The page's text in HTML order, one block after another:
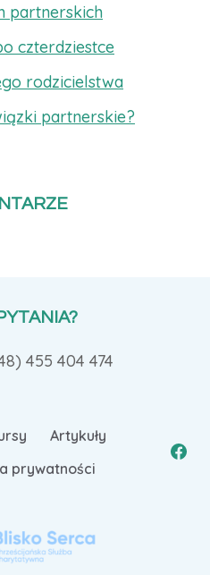
partnerskich
czterdziestce
rodzicielstwa
partnerskie?
455 404 474
Artykuły
prywatności